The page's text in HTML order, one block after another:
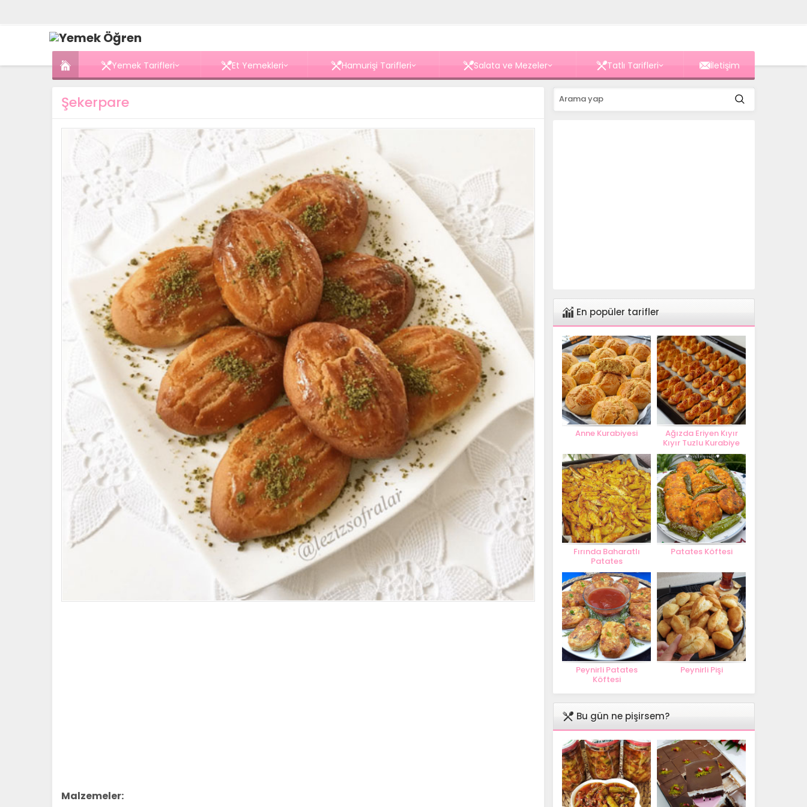
Yemek Tarifleri Et Yemekleri Hamurişi Tarifleri Salata ve Mezeler Tatlı Tarifleri İletişim
Şekerpare
Malzemeler:
En popüler tarifler
Anne Kurabiyesi
Ağızda Eriyen Kıyır
Kıyır Tuzlu Kurabiye
Fırında Baharatlı
Patates
Patates Köftesi
Peynirli Patates
Köftesi
Peynirli Pişi
Bu gün ne pişirsem?